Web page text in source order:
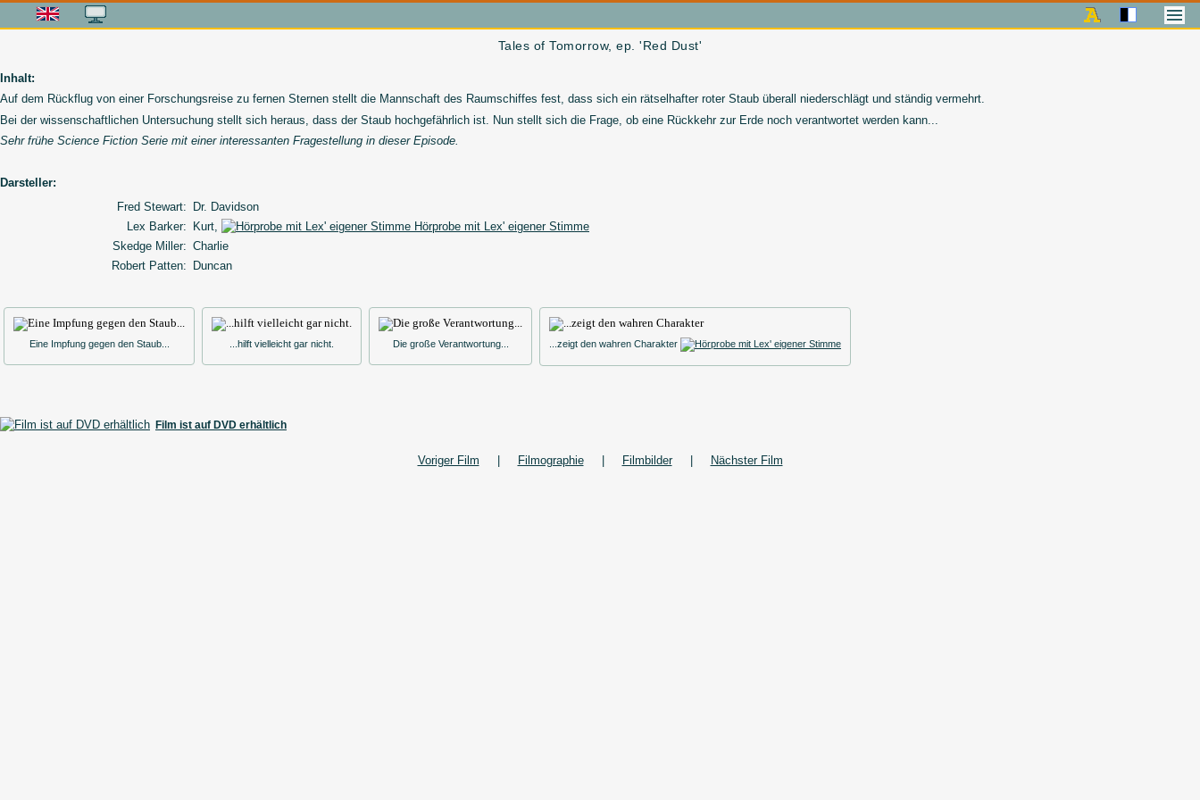
Tales of Tomorrow, ep. 'Red Dust'
Inhalt:
Auf dem Rückflug von einer Forschungsreise zu fernen Sternen stellt die Mannschaft des Raumschiffes fest, dass sich ein rätselhafter roter Staub überall niederschlägt und ständig vermehrt.
Bei der wissenschaftlichen Untersuchung stellt sich heraus, dass der Staub hochgefährlich ist. Nun stellt sich die Frage, ob eine Rückkehr zur Erde noch verantwortet werden kann...
Sehr frühe Science Fiction Serie mit einer interessanten Fragestellung in dieser Episode.
Darsteller:
Fred Stewart:
Dr. Davidson
Lex Barker:
Kurt,
Hörprobe mit Lex' eigener Stimme
Skedge Miller: Charlie
Robert Patten:
Duncan
Eine Impfung gegen den Staub... ...hilft vielleicht gar nicht. Die große Verantwortung... ...zeigt den wahren Charakter
Film ist auf DVD erhältlich
Voriger Film | Filmographie| Filmbilder| Nächster Film